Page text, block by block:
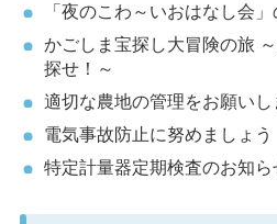
「夜のこわ～いおはなし会
かごしま宝探し大冒険の旅
探せ！～
適切な農地の管理をお願いし
電気事故防止に努めましょう
特定計量器定期検査のお知ら